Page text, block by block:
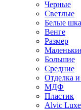
Черные
Светлые
Белые
Венге
Размер
Большие
Средние
Отделка
МДФ
Пластик
Alvic Luxe